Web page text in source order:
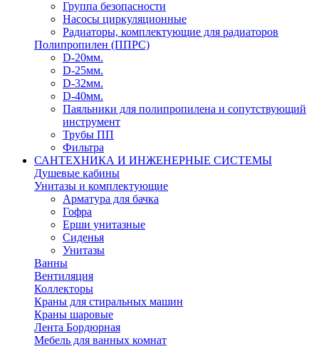
Группа безопасности
Насосы циркуляционные
Радиаторы, комплектующие для радиаторов
Полипропилен (ППРС)
D-20мм.
D-25мм.
D-32мм.
D-40мм.
Паяльники для полипропилена и сопутствующий
инструмент
Трубы ПП
Фильтра
САНТЕХНИКА И ИНЖЕНЕРНЫЕ СИСТЕМЫ
Душевые кабины
Унитазы и комплектующие
Арматура для бачка
Гофра
Ерши унитазные
Сиденья
Унитазы
Ванны
Вентиляция
Коллекторы
Краны для стиральных машин
Краны шаровые
Лента Бордюрная
Мебель для ванных комнат